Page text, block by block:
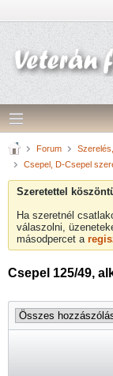
Forum
Csepel, D-Csepel
Szeretettel
Ha szeretnél
válaszolni,
másodpercet a
Csepel 125/49,